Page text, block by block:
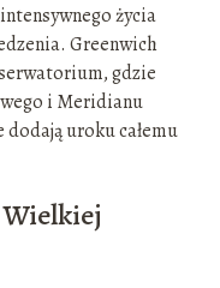
życia
Greenwich
gdzie
i Meridianu
uroku całemu